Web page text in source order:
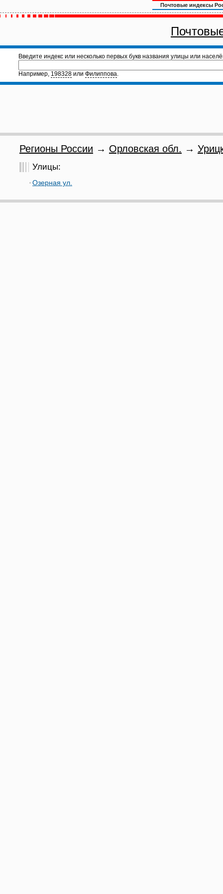
Почтовые индексы
Введите индекс или несколько первых букв названия улицы или
Например, 198328 или Филиппова.
Регионы России → Орловская обл. →
Улицы:
Озерная ул.